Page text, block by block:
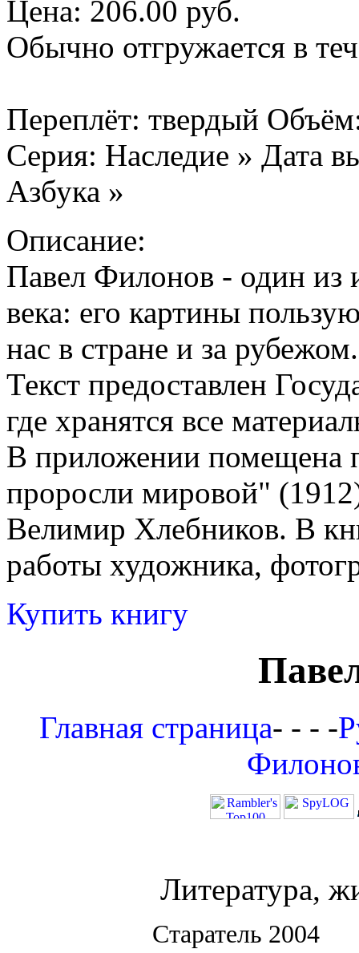
Цена: 206.00 руб.
Обычно отгружается в
Переплёт: твердый
Серия: Наследие » Дата
Азбука »
Описание:
Павел Филонов - один из
века: его картины
нас в стране и за
Текст предоставлен
где хранятся все
В приложении помещена
проросли мировой"
Велимир Хлебников. В
работы художника,
Купить книгу
Главная страница- - - -
Литература,
Старатель